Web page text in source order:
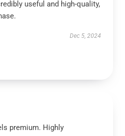
useful and high-quality,
Dec 5, 2024
premium. Highly